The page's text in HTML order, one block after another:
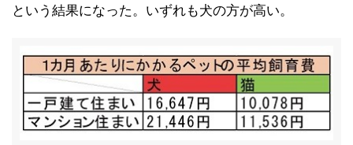
という結果になった。いずれも犬の方が高い。